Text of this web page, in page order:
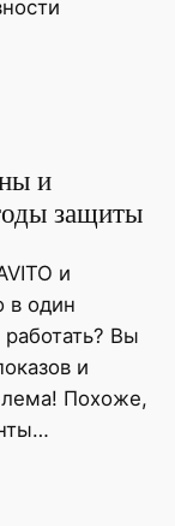
и
защиты
и
в один
Вы
и
Похоже,